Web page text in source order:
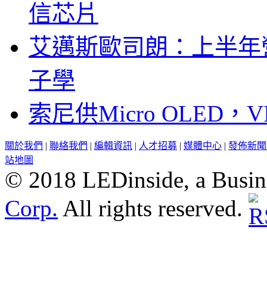
信芯片
艾邁斯歐司朗：上半
子學
索尼供Micro OLED，
關於我們 | 聯絡我們 | 編輯資訊 | 人才招募 | 媒體中心 | 發佈新
站地圖
© 2018 LEDinside, a
Corp. All rights reserved.